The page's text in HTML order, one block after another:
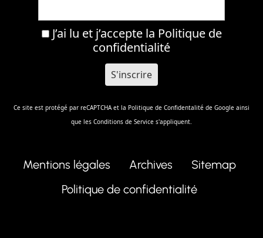
J’ai lu et j’accepte la Politique de
confidentialité
Ce site est protégé par reCAPTCHA et la Politique de Confidentalité de Google ainsi
que les Conditions de Service s'appliquent.
Mentions légales Archives
Sitemap
Politique de confidentialité